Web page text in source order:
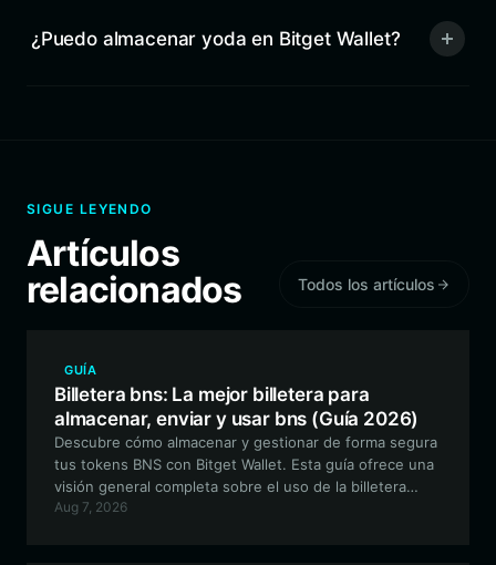
¿Puedo almacenar yoda en Bitget Wallet?
SIGUE LEYENDO
Artículos
relacionados
Todos los artículos
GUÍA
Billetera bns: La mejor billetera para
almacenar, enviar y usar bns (Guía 2026)
Descubre cómo almacenar y gestionar de forma segura
tus tokens BNS con Bitget Wallet. Esta guía ofrece una
visión general completa sobre el uso de la billetera
BNS, diseñada para traders que navegan por el
Aug 7, 2026